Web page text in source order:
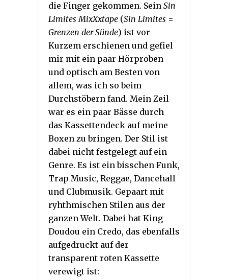
die Finger gekommen. Sein Sin
Limites MixXxtape (Sin Limites =
Grenzen der Sünde) ist vor
Kurzem erschienen und gefiel
mir mit ein paar Hörproben
und optisch am Besten von
allem, was ich so beim
Durchstöbern fand. Mein Zeil
war es ein paar Bässe durch
das Kassettendeck auf meine
Boxen zu bringen. Der Stil ist
dabei nicht festgelegt auf ein
Genre. Es ist ein bisschen Funk,
Trap Music, Reggae, Dancehall
und Clubmusik. Gepaart mit
ryhthmischen Stilen aus der
ganzen Welt. Dabei hat King
Doudou ein Credo, das ebenfalls
aufgedruckt auf der
transparent roten Kassette
verewigt ist: